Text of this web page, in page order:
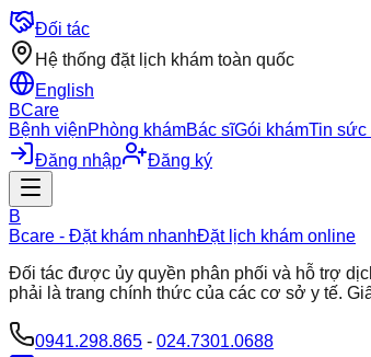
Đối tác
Hệ thống đặt lịch khám toàn quốc
English
BCare
Bệnh việnPhòng khámBác sĩGói khámTin sức
Đăng nhập
Đăng ký
B
Bcare - Đặt khám nhanhĐặt lịch khám online
Đối tác được ủy quyền phân phối và hỗ trợ
phải là trang chính thức của các cơ sở y tế.
0941.298.865 - 024.7301.0688